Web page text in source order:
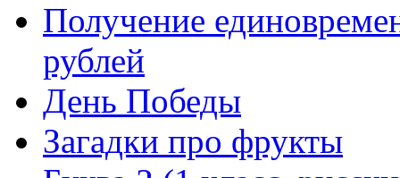
Получение
рублей
День Победы
Загадки про фрукты